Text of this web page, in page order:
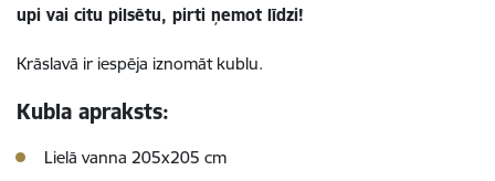
upi vai citu pilsētu, pirti ņemot līdzi!
Krāslavā ir iespēja iznomāt kublu.
Kubla apraksts:
Lielā vanna 205x205 cm